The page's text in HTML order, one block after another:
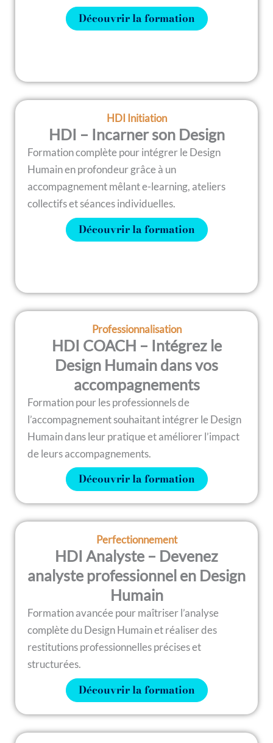
Découvrir la formation
HDI Initiation
HDI – Incarner son Design
Formation complète pour intégrer le Design
Humain en profondeur grâce à un
accompagnement mêlant e-learning, ateliers
collectifs et séances individuelles.
Découvrir la formation
Professionnalisation
HDI COACH – Intégrez le
Design Humain dans vos
accompagnements
Formation pour les professionnels de
l’accompagnement souhaitant intégrer le Design
Humain dans leur pratique et améliorer l’impact
de leurs accompagnements.
Découvrir la formation
Perfectionnement
HDI Analyste – Devenez
analyste professionnel en Design
Humain
Formation avancée pour maîtriser l’analyse
complète du Design Humain et réaliser des
restitutions professionnelles précises et
structurées.
Découvrir la formation